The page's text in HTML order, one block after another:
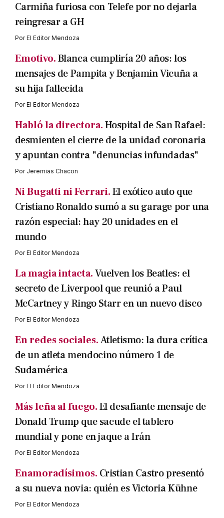
Carmiña furiosa con Telefe por no dejarla
reingresar a GH
PorEl Editor Mendoza
Emotivo.Blanca cumpliría 20 años: los
mensajes de Pampita y Benjamin Vicuña a
su hija fallecida
PorEl Editor Mendoza
Habló la directora.Hospital de San Rafael:
desmienten el cierre de la unidad coronaria
y apuntan contra "denuncias infundadas"
Por Jeremias Chacon
Ni Bugatti ni Ferrari.El exótico auto que
Cristiano Ronaldo sumó a su garage por una
razón especial: hay 20 unidades en el
mundo
PorEl Editor Mendoza
La magia intacta.Vuelven los Beatles: el
secreto de Liverpool que reunió a Paul
McCartney y Ringo Starr en un nuevo disco
PorEl Editor Mendoza
En redes sociales.Atletismo: la dura crítica
de un atleta mendocino número 1 de
Sudamérica
PorEl Editor Mendoza
Más leña al fuego.El desafiante mensaje de
Donald Trump que sacude el tablero
mundial y pone en jaque a Irán
PorEl Editor Mendoza
Enamoradísimos. Cristian Castro presentó
a su nueva novia: quién es Victoria Kühne
PorEl Editor Mendoza